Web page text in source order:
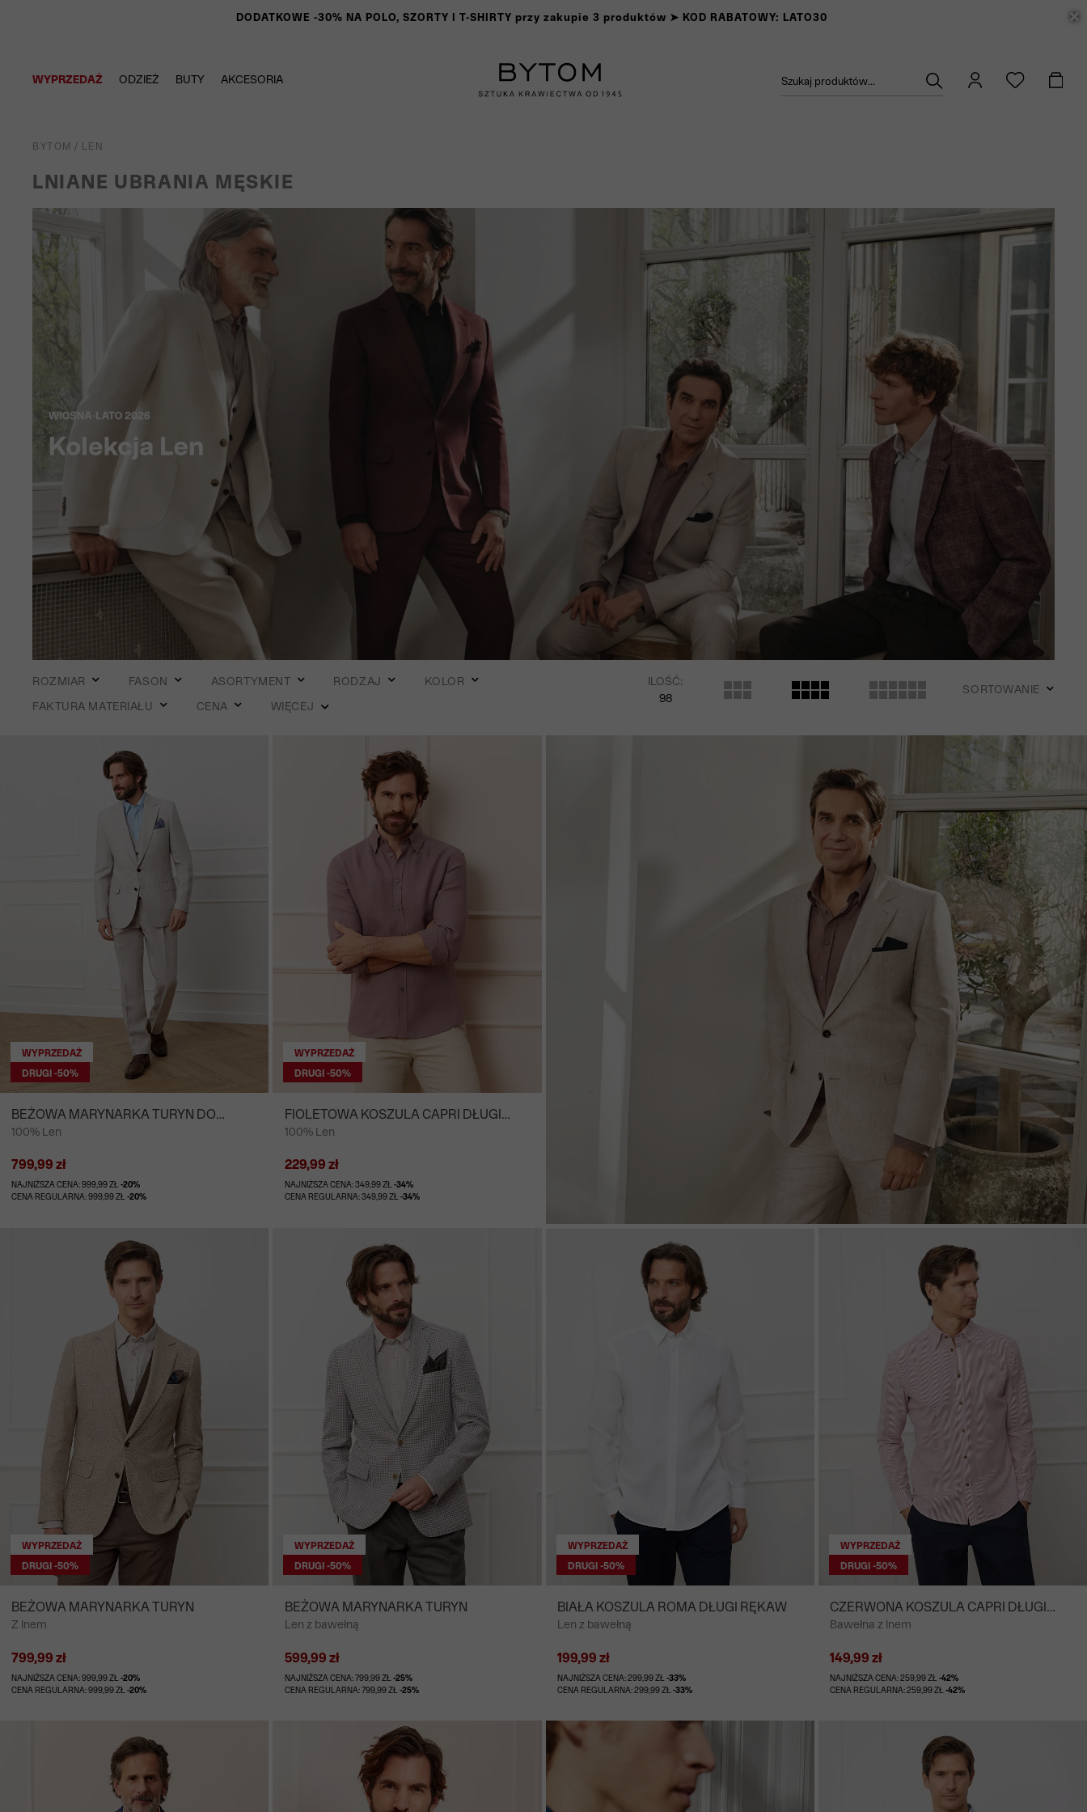
DODATKOWE -30% NA POLO, SZORTY I T-SHIRTY przy zakupie 3 produktów ➤ KOD RABATOWY: LATO30
WYPRZEDAŻ ODZIEŻ BUTY AKCESORIA Szukaj produktów...
BYTOM / LEN
LNIANE UBRANIA MĘSKIE
ROZMIAR FASON ASORTYMENT RODZAJ
KOLOR
FAKTURA MATERIAŁU
CENA WIĘCEJ
ILOŚĆ:
98
SORTOWANIE
WYPRZEDAŻ
DRUGI -50%
BEŻOWA MARYNARKA TURYN DO
GARNITURU - MIKSUJ I ŁĄCZ
100% Len
799,99 zł
NAJNIŻSZA CENA: 999,99 ZŁ-20%
CENA REGULARNA: 999,99 ZŁ-20%
WYPRZEDAŻ
DRUGI -50%
FIOLETOWA KOSZULA CAPRI DŁUGI
RĘKAW
100% Len
229,99 zł
NAJNIŻSZA CENA: 349,99 ZŁ-34%
CENA REGULARNA: 349,99 ZŁ-34%
WYPRZEDAŻ
DRUGI -50%
BEŻOWA MARYNARKA TURYN
Z lnem
799,99 zł
NAJNIŻSZA CENA: 999,99 ZŁ-20%
CENA REGULARNA: 999,99 ZŁ-20%
WYPRZEDAŻ
DRUGI -50%
BEŻOWA MARYNARKA TURYN
Len z bawełną
599,99 zł
NAJNIŻSZA CENA: 799,99 ZŁ -25%
CENA REGULARNA: 799,99 ZŁ -25%
WYPRZEDAŻ
DRUGI -50%
BIAŁA KOSZULA ROMA DŁUGI RĘKAW
Len z bawełną
199,99 zł
NAJNIŻSZA CENA: 299,99 ZŁ -33%
CENA REGULARNA: 299,99 ZŁ -33%
WYPRZEDAŻ
DRUGI -50%
CZERWONA KOSZULA CAPRI DŁUGI
RĘKAW
Bawełna z lnem
149,99 zł
NAJNIŻSZA CENA: 259,99 ZŁ-42%
CENA REGULARNA: 259,99 ZŁ-42%